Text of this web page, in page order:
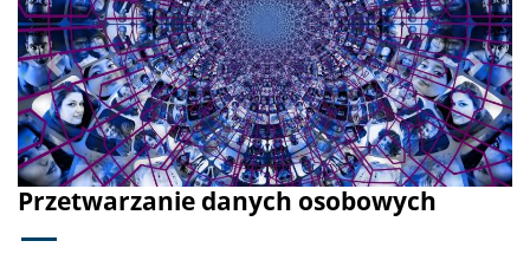
Przetwarzanie danych osobowych
Poprzednie Dalej